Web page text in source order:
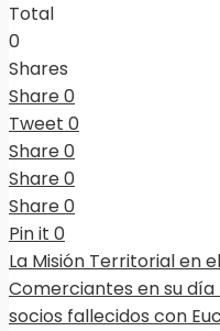
Total
0
Shares
Share0
Tweet 0
Share0
Share0
Share0
Pin it 0
La Misión Territorial en
Comerciantes en su
socios fallecidos con